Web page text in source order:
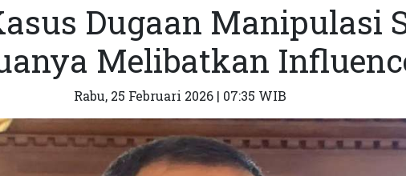
Dugaan Manipulasi
Melibatkan
Rabu, 25 Februari 2026 | 07:35 WIB